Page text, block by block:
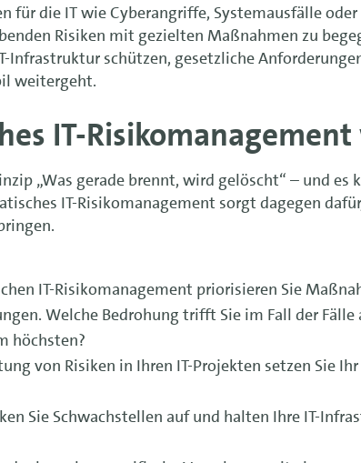
für die IT wie Cyberangriffe, Systemausfälle
Risiken mit gezielten Maßnahmen zu
Infrastruktur schützen, gesetzliche
weitergeht.
IT-
„Was gerade brennt, wird gelöscht“ – und es
IT-Risikomanagement sorgt dagegen
IT-Risikomanagement priorisieren Sie
Welche Bedrohung trifft Sie im Fall der Fälle
höchsten?
von Risiken in Ihren IT-Projekten setzen Sie
Sie Schwachstellen auf und halten Ihre IT-